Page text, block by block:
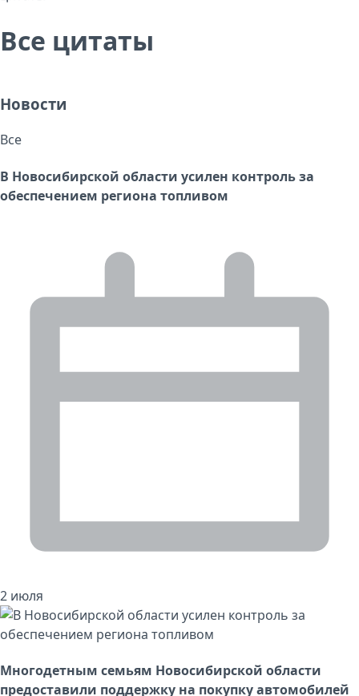
Все цитаты
Новости
Все
В Новосибирской области усилен контроль за
обеспечением региона топливом
2 июля
Многодетным семьям Новосибирской области
предоставили поддержку на покупку автомобилей